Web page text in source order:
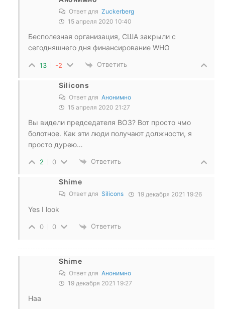
Ответ для Zuckerberg
15 апреля 2020 10:40
Бесполезная организация, США закрыли с
сегодняшнего дня финансирование WHO
13 -2 Ответить
Silicons
Ответ для Анонимно
15 апреля 2020 21:27
Вы видели председателя ВОЗ? Вот просто чмо
болотное. Как эти люди получают должности, я
просто дурею…
2 0 Ответить
Shime
Ответ для Silicons 19 декабря 2021 19:26
Yes I look
0 0 Ответить
Shime
Ответ для Анонимно
19 декабря 2021 19:27
Haa